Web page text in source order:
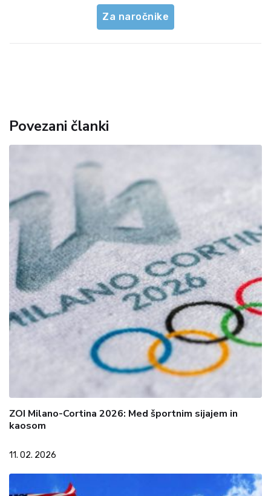
Za naročnike
Povezani članki
ZOI Milano-Cortina 2026: Med športnim sijajem in
kaosom
11. 02. 2026